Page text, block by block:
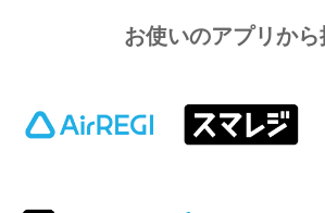
お使いのアプリから